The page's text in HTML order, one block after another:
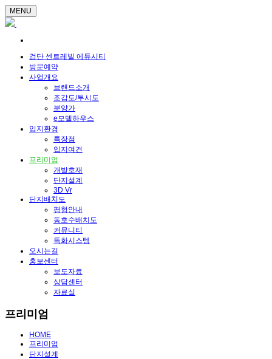
MENU
검단 센트레빌 에듀시티
방문예약
사업개요
브랜드소개
조감도/투시도
분양가
e모델하우스
입지환경
특장점
입지여건
프리미엄
개발호재
단지설계
3D Vr
단지배치도
평형안내
동호수배치도
커뮤니티
특화시스템
오시는길
홍보센터
보도자료
상담센터
자료실
프리미엄
HOME
프리미엄
단지설계